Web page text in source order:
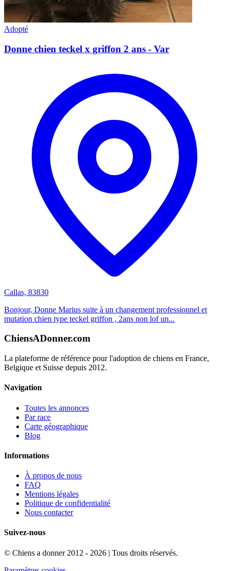
Adopté
Donne chien teckel x griffon 2 ans - Var
Callas, 83830
Bonjour, Donne Marius suite à un changement professionnel et
mutation chien type teckel griffon , 2ans non lof un...
ChiensADonner.com
La plateforme de référence pour l'adoption de chiens en France,
Belgique et Suisse depuis 2012.
Navigation
Toutes les annonces
Par race
Carte géographique
Blog
Informations
À propos de nous
FAQ
Mentions légales
Politique de confidentialité
Nous contacter
Suivez-nous
© Chiens a donner 2012 - 2026 | Tous droits réservés.